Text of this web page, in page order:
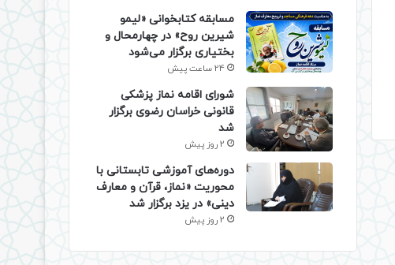
مسابقه کتابخوانی «لیمو
شیرین روح» در چهارمحال و
بختیاری برگزار می‌شود
24 ساعت پیش
شورای اقامه نماز پزشکی
قانونی خراسان رضوی برگزار
شد
2 روز پیش
دوره‌های آموزشی تابستانی با
محوریت «نماز، قرآن و معارف
دینی» در یزد برگزار شد
2 روز پیش